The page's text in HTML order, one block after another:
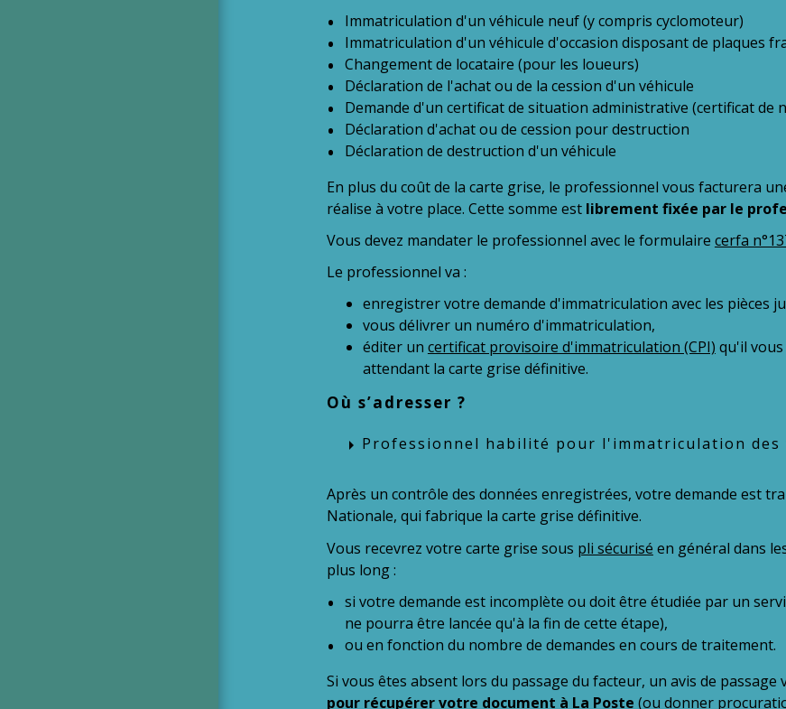
Immatriculation d'un véhicule neuf (y compris cyclomoteur)
Immatriculation d'un véhicule d'occasion disposant de plaques
Changement de locataire (pour les loueurs)
Déclaration de l'achat ou de la cession d'un véhicule
Demande d'un certificat de situation administrative (certificat de
Déclaration d'achat ou de cession pour destruction
Déclaration de destruction d'un véhicule
En plus du coût de la carte grise, le professionnel vous facturera
réalise à votre place. Cette somme est librement fixée par le
Vous devez mandater le professionnel avec le formulaire cerfa
Le professionnel va :
enregistrer votre demande d'immatriculation avec les pièces
vous délivrer un numéro d'immatriculation,
éditer un certificat provisoire d'immatriculation (CPI) qu'il
attendant la carte grise définitive.
Où s’adresser ?
arrow_right Professionnel habilité pour l'immatriculation des
Après un contrôle des données enregistrées, votre demande est
Nationale, qui fabrique la carte grise définitive.
Vous recevrez votre carte grise sous pli sécurisé en général dans
plus long :
si votre demande est incomplète ou doit être étudiée par un
ne pourra être lancée qu'à la fin de cette étape),
ou en fonction du nombre de demandes en cours de traitement.
Si vous êtes absent lors du passage du facteur, un avis de passage
pour récupérer votre document à La Poste (ou donner